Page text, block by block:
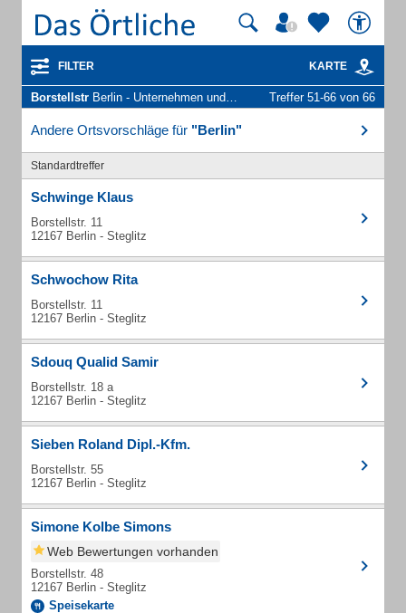
FILTER KARTE
Borstellstr Berlin - Unternehmen und Personen Treffer 51-66 von 66
Andere Ortsvorschläge für "Berlin"
Standardtreffer
Schwinge Klaus
Borstellstr. 11
12167 Berlin - Steglitz
Schwochow Rita
Borstellstr. 11
12167 Berlin - Steglitz
Sdouq Qualid Samir
Borstellstr. 18 a
12167 Berlin - Steglitz
Sieben Roland Dipl.-Kfm.
Borstellstr. 55
12167 Berlin - Steglitz
Simone Kolbe Simons
Web Bewertungen vorhanden
Borstellstr. 48
12167 Berlin - Steglitz
Speisekarte